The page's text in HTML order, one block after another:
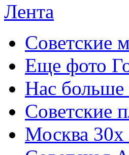
Лента
Советские
Еще фото
Нас больше
Советские
Москва 30x